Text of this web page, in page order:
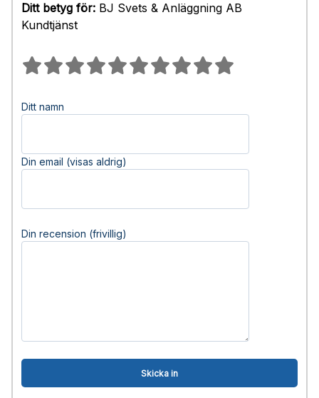
Ditt betyg för: BJ Svets & Anläggning AB
Kundtjänst
Ditt namn
Din email (visas aldrig)
Din recension (frivillig)